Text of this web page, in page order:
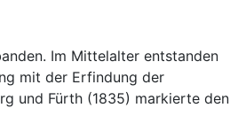
Im Mittelalter entstanden
mit der Erfindung der
und Fürth (1835) markierte den